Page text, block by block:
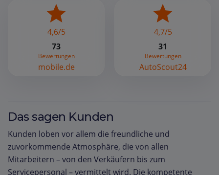
4,6/5
73
Bewertungen
mobile.de
4,7/5
31
Bewertungen
AutoScout24
Das sagen Kunden
Kunden loben vor allem die freundliche und
zuvorkommende Atmosphäre, die von allen
Mitarbeitern – von den Verkäufern bis zum
Servicepersonal – vermittelt wird. Die kompetente